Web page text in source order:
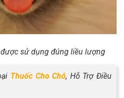
sử dụng đúng liều lượng
Thuốc Cho Chó, Hỗ Trợ Điều